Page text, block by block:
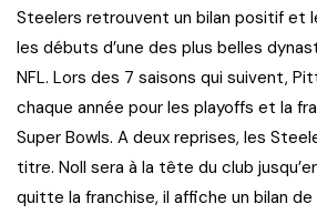
Steelers retrouvent un bilan positif et
les débuts d’une des plus belles
NFL. Lors des 7 saisons qui suivent,
chaque année pour les playoffs et la
Super Bowls. A deux reprises, les
titre. Noll sera à la tête du club
quitte la franchise, il affiche un bilan